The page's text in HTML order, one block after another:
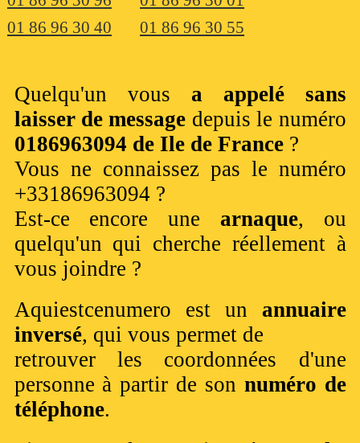
01 86 96 30 40
01 86 96 30 55
Quelqu'un vous a appelé sans
laisser de message depuis le numéro
0186963094 de Ile de France?
Vous ne connaissez pas le numéro
+33186963094 ?
Est-ce encore une arnaque, ou
quelqu'un qui cherche réellement à
vous joindre ?
Aquiestcenumero est un annuaire
inversé, qui vous permet de
retrouver les coordonnées d'une
personne à partir de son numéro de
téléphone.